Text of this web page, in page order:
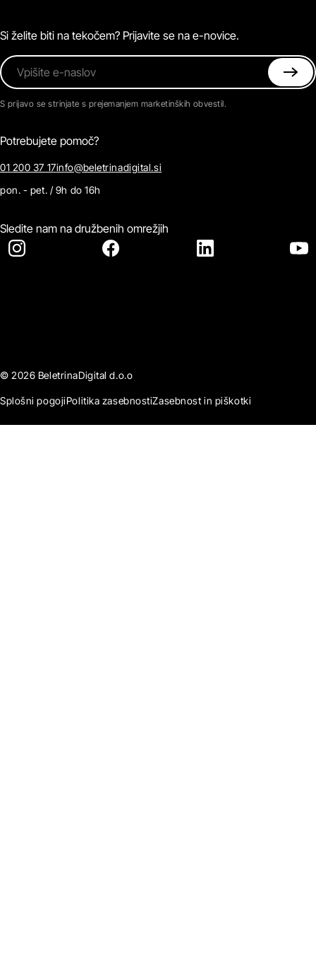
Kontaktirajte nas
Si želite biti na tekočem? Prijavite se na e-novice.
Vpišite e-naslov
S prijavo se strinjate s prejemanjem marketinških obvestil.
Potrebujete pomoč?
01 200 37 17info@beletrinadigital.si
pon. - pet. / 9h do 16h
Sledite nam na družbenih omrežjih
© 2026 BeletrinaDigital d.o.o
Splošni pogojiPolitika zasebnostiZasebnost in piškotki